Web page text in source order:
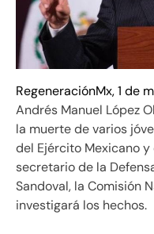
RegeneraciónMx, 1 de
Andrés Manuel López
la muerte de varios
del Ejército Mexicano
secretario de la
Sandoval, la Comisión
investigará los hechos.